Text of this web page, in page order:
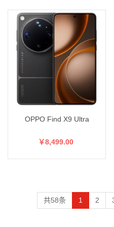
OPPO Find X9 Ultra
￥8,499.00
共58条 1 2